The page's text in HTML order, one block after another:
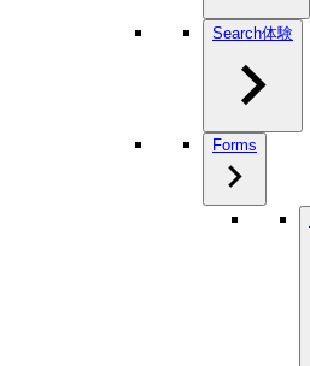
Search体験
Forms